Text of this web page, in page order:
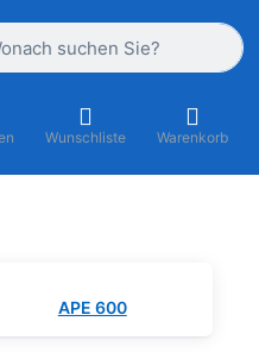
einen Suchbegriff ein.
Wunschliste Warenkorb
APE 600